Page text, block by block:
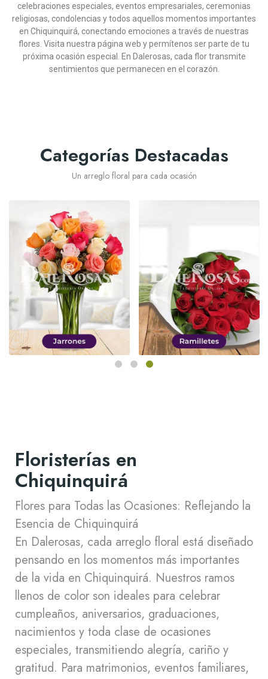
DALEROSAS
CAJA DE 12 ROSAS
SALMÓN
(11)
COP $199.900
DALEROSAS
CAJA DE 18 ROSAS ROJAS
(11)
COP $219.900
DALEROSAS
DISEÑO FLORAL MAS
ROSAS
(9)
COP $469.900
DALEROSAS
JARRÓN OTOÑO
(14)
DALEROSAS
DISEÑO FLORAL CON
FRUTAS TENTACIÓN
(10)
COP $289.900
DALEROSAS
DISEÑO FÚNEBRE
DESCANSO ETERNO
(12)
COP $199.900
DALEROSAS
PEDESTAL FÚNEBRE
HOMENAJE
(8)
COP $369.900
DALEROSAS
JARRÓN DECÍDETE
(11)
COP $296.900
DALEROSAS
BOUQUET DE ROSAS
(12)
COP $164.900
DALEROSAS
BOUQUET DE ROSAS,
VINO Y CHOCOLATES
(11)
COP $349.900
DALEROSAS
SOLITARIO CON ROSAS
MULTICOLOR
(12)
celebraciones especiales, eventos empresariales, ceremonias
religiosas, condolencias y todos aquellos momentos importantes
en Chiquinquirá, conectando emociones a través de nuestras
flores. Visita nuestra página web y permítenos ser parte de tu
próxima ocasión especial. En Dalerosas, cada flor transmite
sentimientos que permanecen en el corazón.
Categorías Destacadas
Un arreglo floral para cada ocasión
Floristerías en
Chiquinquirá
Flores para Todas las Ocasiones: Reflejando la
Esencia de Chiquinquirá
En Dalerosas, cada arreglo floral está diseñado
pensando en los momentos más importantes
de la vida en Chiquinquirá. Nuestros ramos
llenos de color son ideales para celebrar
cumpleaños, aniversarios, graduaciones,
nacimientos y toda clase de ocasiones
especiales, transmitiendo alegría, cariño y
gratitud. Para matrimonios, eventos familiares,